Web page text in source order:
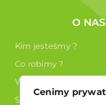
Cenimy
O NAS
Kim jesteśmy ?
Co robimy ?
Władze
Statut